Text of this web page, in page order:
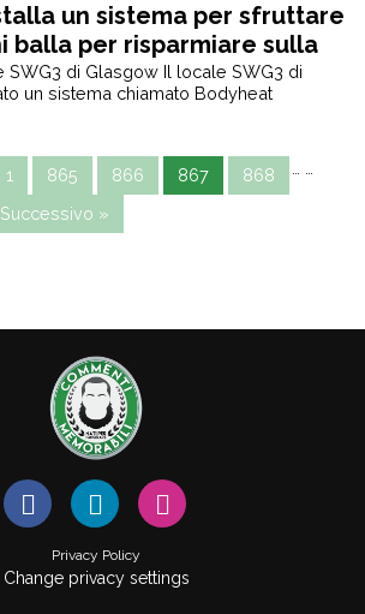
un sistema per sfruttare
balla per risparmiare sulla
di Glasgow Il locale SWG3 di
un sistema chiamato Bodyheat
1 865 866 867
868
Successivo »
Privacy Policy
Change privacy settings